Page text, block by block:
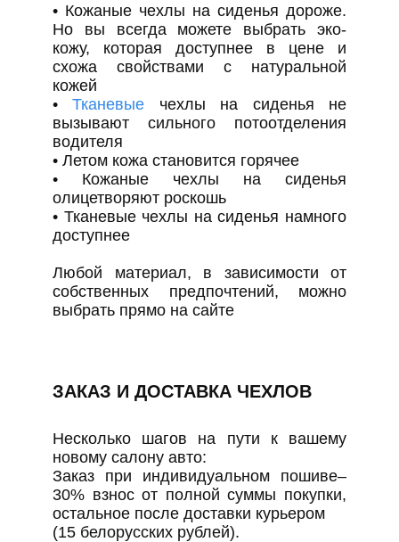
• Кожаные чехлы на сиденья дороже.
Но вы всегда можете выбрать эко-
кожу, которая доступнее в цене и
схожа свойствами с натуральной
кожей
•Тканевые чехлы на сиденья не
вызывают сильного потоотделения
водителя
• Летом кожа становится горячее
• Кожаные чехлы на сиденья
олицетворяют роскошь
• Тканевые чехлы на сиденья намного
доступнее
Любой материал, в зависимости от
собственных предпочтений, можно
выбрать прямо на сайте
ЗАКАЗ И ДОСТАВКА ЧЕХЛОВ
Несколько шагов на пути к вашему
новому салону авто:
Заказ при индивидуальном пошиве–
30% взнос от полной суммы покупки,
остальное после доставки курьером
(15 белорусских рублей).